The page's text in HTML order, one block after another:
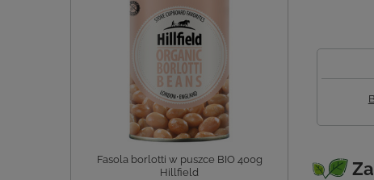
Fasola borlotti w puszce BIO 400g
Hillfield